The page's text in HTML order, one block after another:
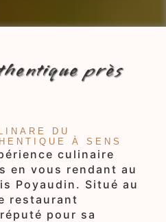
près
DU
À SENS
culinaire
en vous rendant au
Poyaudin. Situé au
restaurant
pour sa